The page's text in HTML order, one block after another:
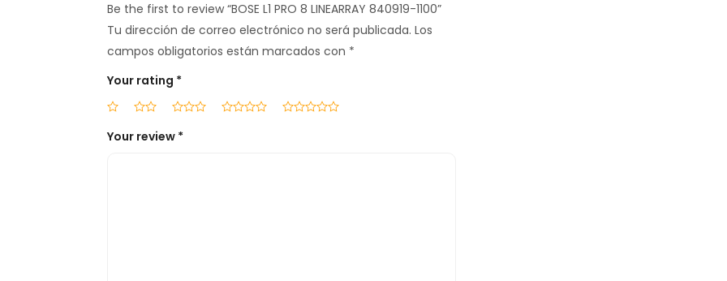
Be the first to review “BOSE L1 PRO 8 LINEARRAY 840919-1100”
Tu dirección de correo electrónico no será publicada. Los
campos obligatorios están marcados con *
Your rating *
Your review *